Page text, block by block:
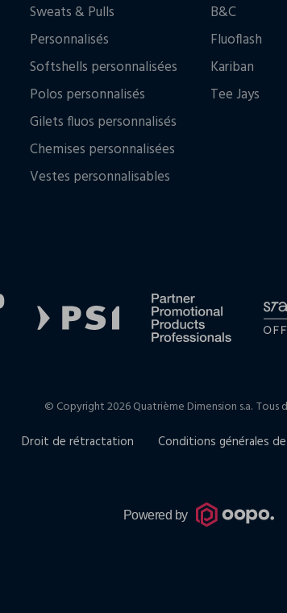
Sweats & Pulls
Personnalisés
Softshells personnalisées
Polos personnalisés
Gilets fluos personnalisés
Chemises personnalisées
Vestes personnalisables
B&C
Fluoflash
Kariban
Tee Jays
© Copyright 2026 Quatrième Dimension s.a. Tous
Droit de rétractation Conditions générales
Powered by